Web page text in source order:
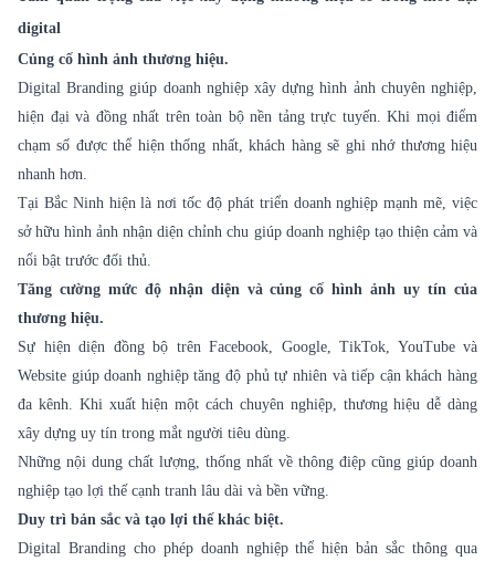
digital
Củng cố hình ảnh thương hiệu.
Digital Branding giúp doanh nghiệp xây dựng hình ảnh chuyên nghiệp,
hiện đại và đồng nhất trên toàn bộ nền tảng trực tuyến. Khi mọi điểm
chạm số được thể hiện thống nhất, khách hàng sẽ ghi nhớ thương hiệu
nhanh hơn.
Tại Bắc Ninh hiện là nơi tốc độ phát triển doanh nghiệp mạnh mẽ, việc
sở hữu hình ảnh nhận diện chỉnh chu giúp doanh nghiệp tạo thiện cảm và
nổi bật trước đối thủ.
Tăng cường mức độ nhận diện và củng cố hình ảnh uy tín của
thương hiệu.
Sự hiện diện đồng bộ trên Facebook, Google, TikTok, YouTube và
Website giúp doanh nghiệp tăng độ phủ tự nhiên và tiếp cận khách hàng
đa kênh. Khi xuất hiện một cách chuyên nghiệp, thương hiệu dễ dàng
xây dựng uy tín trong mắt người tiêu dùng.
Những nội dung chất lượng, thống nhất về thông điệp cũng giúp doanh
nghiệp tạo lợi thế cạnh tranh lâu dài và bền vững.
Duy trì bản sắc và tạo lợi thế khác biệt.
Digital Branding cho phép doanh nghiệp thể hiện bản sắc thông qua